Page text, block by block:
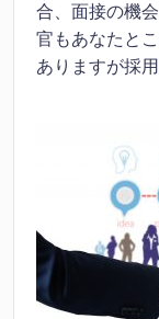
合、面接の機
官もあなたと
ありますが採